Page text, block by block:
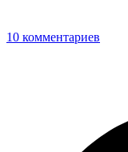
10 комментариев